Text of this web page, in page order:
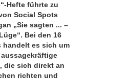
Hefte führte zu
Social Spots
„Sie sagten ... –
Bei den 16
handelt es sich um
die sich direkt an
richten und